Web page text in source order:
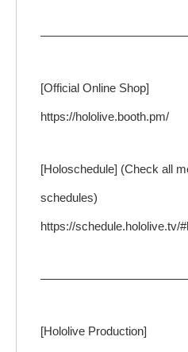
[Official Online Shop]
https://hololive.booth.pm/
[Holoschedule] (Check all
schedules)
https://schedule.hololive.tv/
[Hololive Production]